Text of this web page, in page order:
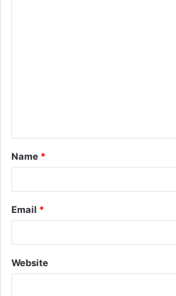
Name *
Email *
Website